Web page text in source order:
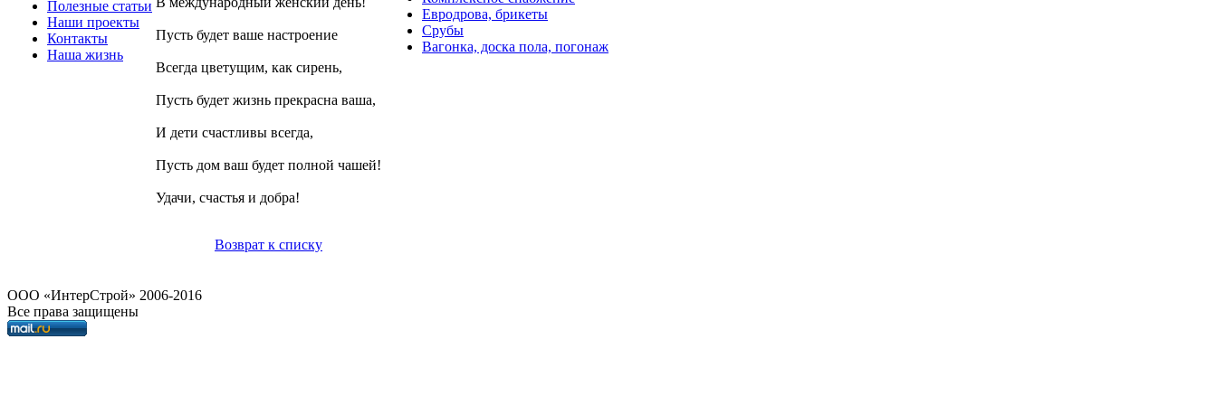
Полезные статьи
Наши проекты
Контакты
Наша жизнь
Пусть будет ваше настроение
Всегда цветущим, как сирень,
Пусть будет жизнь прекрасна ваша,
И дети счастливы всегда,
Пусть дом ваш будет полной чашей!
Удачи, счастья и добра!
Возврат к списку
Евродрова, брикеты
Срубы
Вагонка, доска пола, погонаж
OOO «ИнтерСтрой» 2006-2016
Все права защищены